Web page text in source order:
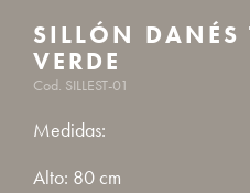
SILLÓN DANÉS
VERDE
Cod. SILLEST-01
Medidas:
Alto: 80 cm